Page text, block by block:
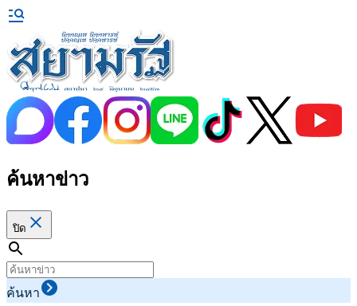
ค้นหาข่าว
ปิด
ค้นหา